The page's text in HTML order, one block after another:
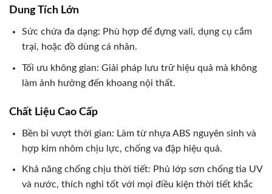
Dung Tích Lớn
Sức chứa đa dạng: Phù hợp để đựng vali, dụng cụ cắm
trại, hoặc đồ dùng cá nhân.
Tối ưu không gian: Giải pháp lưu trữ hiệu quả mà không
làm ảnh hưởng đến khoang nội thất.
Chất Liệu Cao Cấp
Bền bỉ vượt thời gian: Làm từ nhựa ABS nguyên sinh và
hợp kim nhôm chịu lực, chống va đập hiệu quả.
Khả năng chống chịu thời tiết: Phủ lớp sơn chống tia UV
và nước, thích nghi tốt với mọi điều kiện thời tiết khắc